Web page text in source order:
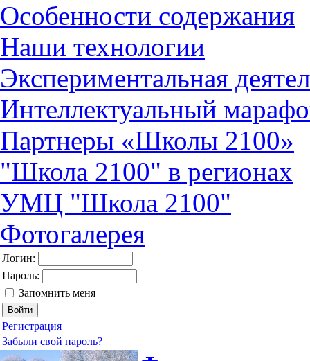
Особенности содержания
Наши технологии
Экспериментальная
Интеллектуальный
Партнеры «Школы 2100»
"Школа 2100" в регионах
УМЦ "Школа 2100"
Фотогалерея
Логин:
Пароль:
Запомнить меня
Регистрация
Забыли свой пароль?